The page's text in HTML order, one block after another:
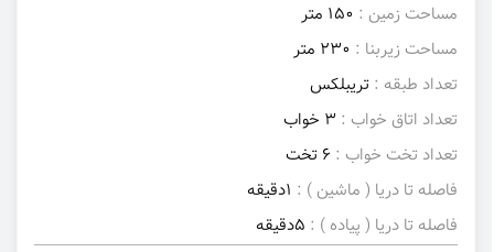
مساحت زمین : 150 متر
مساحت زیربنا : 230 متر
تعداد طبقه : تریبلکس
تعداد اتاق خواب : 3 خواب
تعداد تخت خواب : 6 تخت
فاصله تا دریا ( ماشین ) : 1دقیقه
فاصله تا دریا ( پیاده ) : 5دقیقه